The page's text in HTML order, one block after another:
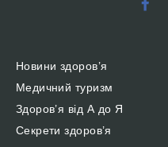
Новини здоров’я
Медичний туризм
Здоров’я від А до Я
Секрети здоров’я